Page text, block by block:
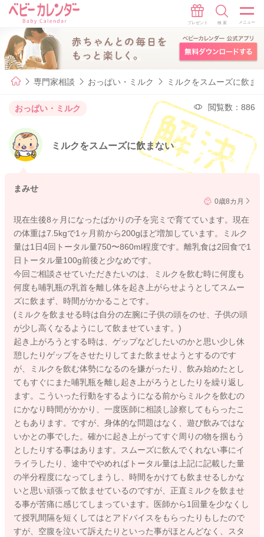
専門家相談 おっぱい・ミルク ミルクをスムーズに飲ま
おっぱい・ミルク 閲覧数：886
ミルクをスムーズに飲まない
まみせ
0歳8カ月
現在生後8ヶ月になったばかりの子を完ミで育てています。現在
の体重は7.5kgで1ヶ月前から200gほど増加しています。ミルク
量は1日4回トータル量750〜860ml程度です。離乳食は2回食で1
日トータル量100g前後と少なめです。
今回ご相談させていただきたいのは、ミルクを飲む時に何度も
何度も哺乳瓶の乳首を離し体を起き上がらせようとしてスムー
ズに飲まず、時間がかかることです。
(ミルクを飲ませる時は自分の左腕に子供の頭をのせ、子供の頭
が少し高くなるようにして飲ませています。)
起き上がろうとする時は、ゲップなどしたいのかと思い少し休
憩したりゲップをさせたりしてまた飲ませようとするのです
が、ミルクを飲む体勢になるのを嫌がったり、飲み始めたとし
てもすぐにまた哺乳瓶を離し起き上がろうとしたりを繰り返し
ます。こういった行動をするようになる前からミルクを飲むの
にかなり時間がかかり、一度医師に相談し診察してもらったこ
ともあります。ですが、身体的な問題はなく、遊び飲みではな
いかとの事でした。確かに起き上がってすぐ周りの物を掴もう
としたりする事はあります。スムーズに飲んでくれない事にイ
ライラしたり、途中でやめればトータル量は上記に記載した量
の半分程度になってしまうし、時間をかけても飲ませるしかな
いと思い頑張って飲ませているのですが、正直ミルクを飲ませ
る事が苦痛に感じてしまっています。医師から1回量を少なくし
て授乳間隔を短くしてはとアドバイスをもらったりもしたので
すが、空腹を泣いて訴えたりといった事がほとんどなく、スタ